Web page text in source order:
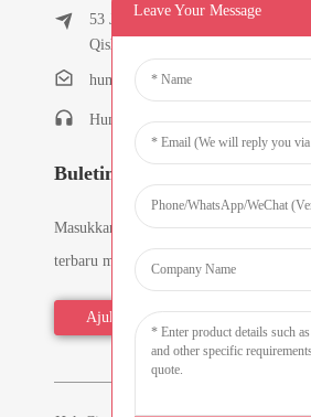
53 Jalan Chunfeng Timur, Desa
Qishi, Dongguan, Guangdong, Cina
humanlu@foxmail.com
Humanlu:+86-15818288461
Buletin
Masukkan email Anda dan kami akan
terbaru mengenai rencana-rencana
Ajukan Pertanyaan Sekarang
Leave Your Message